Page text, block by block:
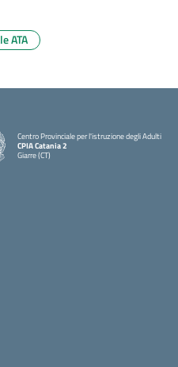
ATA
Centro Provinciale per l'istruzione degli Adulti
CPIA Catania 2
Giarre (CT)